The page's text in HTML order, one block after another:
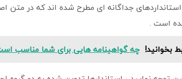
جداگانه ای مطرح شده اند که در متن
است .
بخوانید! چه گواهینامه هایی برای شما مناسب